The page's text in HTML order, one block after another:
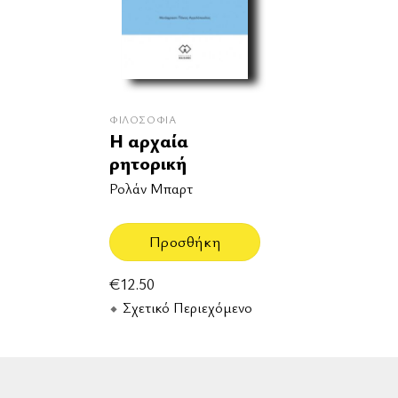
ΦΙΛΟΣΟΦΊΑ
Η αρχαία
ρητορική
Ρολάν Μπαρτ
Προσθήκη
€12.50
Σχετικό Περιεχόμενο